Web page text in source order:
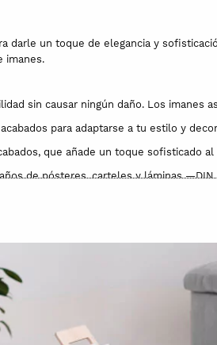
darle un toque de elegancia y
imanes.
sin causar ningún daño. Los imanes
para adaptarse a tu estilo y
que añade un toque sofisticado al
de pósteres, carteles y láminas
tus obras preferidas, sino también
elegante y sin complicaciones.
familiar con una larga relación